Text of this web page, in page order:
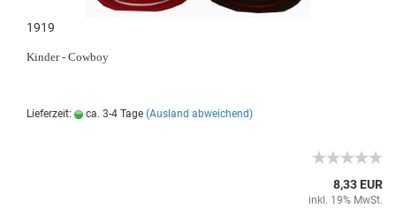
1919
Kinder - Cowboy
Lieferzeit: ca. 3-4 Tage (Ausland abweichend)
8,33 EUR
inkl. 19% MwSt.